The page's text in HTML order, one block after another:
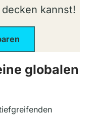
kannst!
globalen